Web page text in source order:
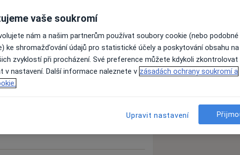
dentinu
Zubní kámen
vaše soukromí
nám a našim partnerům používat soubory cookie (nebo podobné
ke shromažďování údajů pro statistické účely a poskytování obsahu na
zvyklostí při procházení. Své preference můžete kdykoli zkontrolovat
v nastavení. Další informace naleznete v zásadách ochrany soukromí a
Upravit nastavení